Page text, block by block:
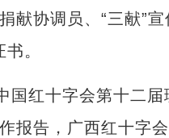
献协调员、“三献”
。
红十字会第十二届
报告，广西红十字会